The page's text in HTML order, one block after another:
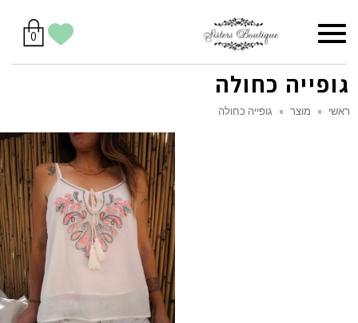
יש
לך
0מוצרים
בסל
הווישליסט
תפריט
גופייה כחולה
ראשי » מוצר » גופייה כחולה